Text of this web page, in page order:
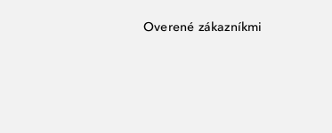
Overené zákazníkmi